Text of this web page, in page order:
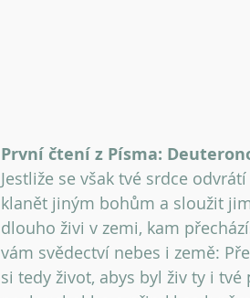
První čtení z Písma:
Jestliže se však tvé srdce
klanět jiným bohům a sloužit
dlouho živi v zemi, kam
vám svědectví nebes i země:
si tedy život, abys byl živ ty i